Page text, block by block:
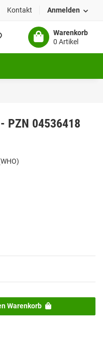
Kontakt Anmelden
Warenkorb
0 Artikel
PZN 04536418
Warenkorb